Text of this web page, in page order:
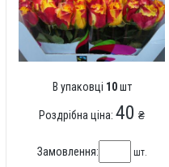
В упаковці 10шт
Роздрібна ціна:40 ₴
Замовлення: шт.